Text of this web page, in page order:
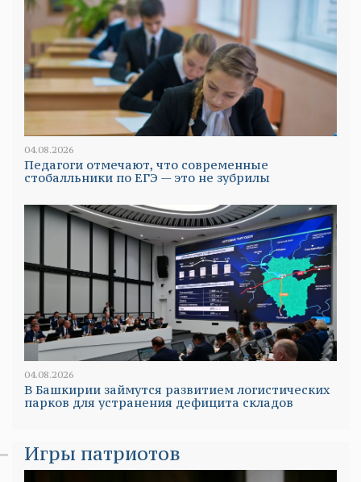
04.08.2026
Педагоги отмечают, что современные
стобалльники по ЕГЭ — это не зубрилы
04.08.2026
В Башкирии займутся развитием логистических
парков для устранения дефицита складов
Игры патриотов